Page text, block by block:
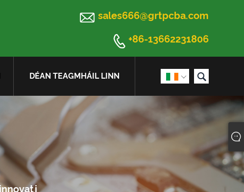
 sales666@grtpcba.com
 +86-13662231806
 
DÉAN TEAGMHÁIL LINN